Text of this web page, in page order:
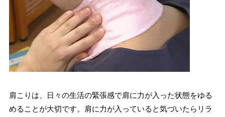
肩こりは、日々の生活の緊張感で肩に力が入った状態をゆる
めることが大切です。肩に力が入っていると気づいたらリラ